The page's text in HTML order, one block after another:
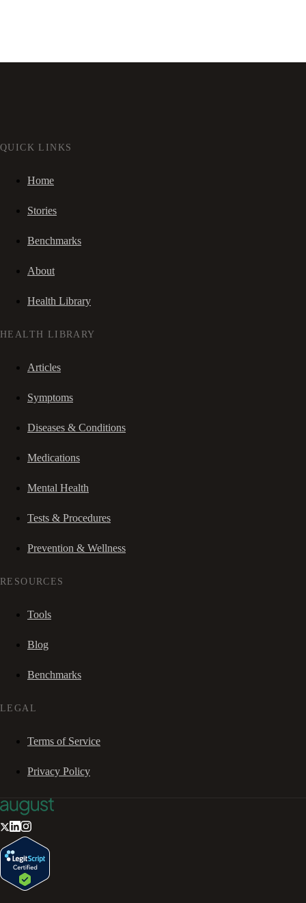
QUICK LINKS
Home
Stories
Benchmarks
About
Health Library
HEALTH LIBRARY
Articles
Symptoms
Diseases & Conditions
Medications
Mental Health
Tests & Procedures
Prevention & Wellness
RESOURCES
Tools
Blog
Benchmarks
LEGAL
Terms of Service
Privacy Policy